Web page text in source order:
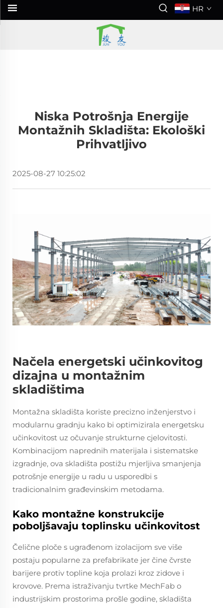
HR
Niska Potrošnja Energije
Montažnih Skladišta: Ekološki
Prihvatljivo
2025-08-27 10:25:02
Načela energetski učinkovitog
dizajna u montažnim
skladištima
Montažna skladišta koriste precizno inženjerstvo i
modularnu gradnju kako bi optimizirala energetsku
učinkovitost uz očuvanje strukturne cjelovitosti.
Kombinacijom naprednih materijala i sistematske
izgradnje, ova skladišta postižu mjerljiva smanjenja
potrošnje energije u radu u usporedbi s
tradicionalnim građevinskim metodama.
Kako montažne konstrukcije
poboljšavaju toplinsku učinkovitost
Čelične ploče s ugrađenom izolacijom sve više
postaju popularne za prefabrikate jer čine čvrste
barijere protiv topline koja prolazi kroz zidove i
krovove. Prema istraživanju tvrtke MechFab o
industrijskim prostorima prošle godine, skladišta